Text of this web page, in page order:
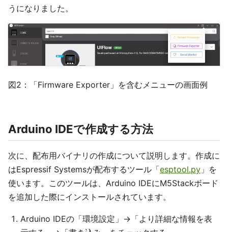
うになりました。
図2：「Firmware Exporter」を含むメニューの画面例
Arduino IDEで作成する方法
次に、配布用バイナリの作成について説明します。作成に
はEspressif Systemsが配布するツール「esptool.py 」を
使います。このツールは、Arduino IDEにM5Stackボード
を追加した際にインストールされています。
Arduino IDEの「環境設定」→「より詳細な情報を表